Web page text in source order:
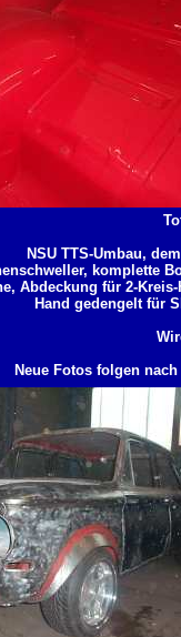
NSU TTS-Umbau,
komplette
Abdeckung für 2-
Hand gedengelt für
Neue Fotos folgen